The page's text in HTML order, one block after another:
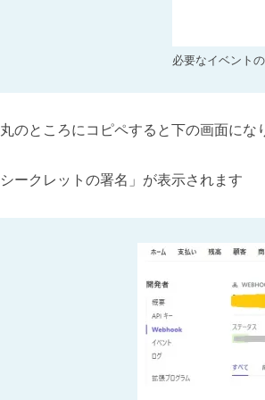
必要なイベント
のところにコピペすると下の画面にな
ークレットの署名」が表示されます